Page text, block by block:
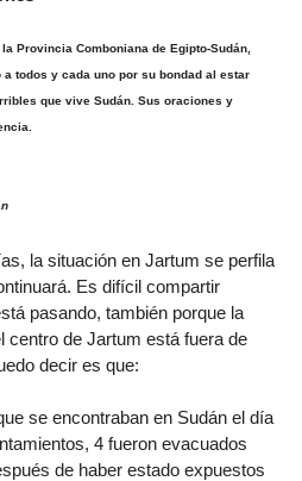
Provincia Comboniana de Egipto-Sudán,
todos y cada uno por su bondad al estar
que vive Sudán. Sus oraciones y
la situación en Jartum se perfila
Es difícil compartir
pasando, también porque la
centro de Jartum está fuera de
decir es que:
se encontraban en Sudán el día
4 fueron evacuados
de haber estado expuestos